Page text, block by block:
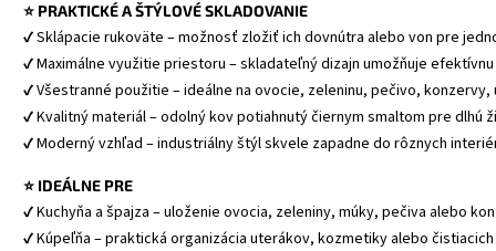
⭐ PRAKTICKÉ A ŠTÝLOVÉ SKLADOVANIE
✔ Sklápacie rukoväte – možnosť zložiť ich dovnútra alebo von pre
✔ Maximálne využitie priestoru – skladateľný dizajn umožňuje
✔ Všestranné použitie – ideálne na ovocie, zeleninu, pečivo,
✔ Kvalitný materiál – odolný kov potiahnutý čiernym smaltom pre dlhú
✔ Moderný vzhľad – industriálny štýl skvele zapadne do rôznych
⭐ IDEÁLNE PRE
✔ Kuchyňa a špajza – uloženie ovocia, zeleniny, múky, pečiva alebo
✔ Kúpeľňa – praktická organizácia uterákov, kozmetiky alebo